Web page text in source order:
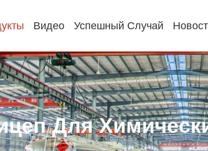
Видео Успешный Случай
Для